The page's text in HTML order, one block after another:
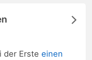
der Ersteeinen